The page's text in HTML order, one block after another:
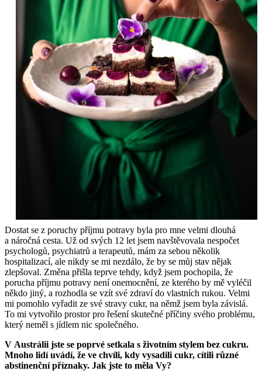
Dostat se z poruchy příjmu potravy byla pro mne velmi dlouhá
a náročná cesta. Už od svých 12 let jsem navštěvovala nespočet
psychologů, psychiatrů a terapeutů, mám za sebou několik
hospitalizací, ale nikdy se mi nezdálo, že by se můj stav nějak
zlepšoval. Změna přišla teprve tehdy, když jsem pochopila, že
porucha příjmu potravy není onemocnění, ze kterého by mě vyléčil
někdo jiný, a rozhodla se vzít své zdraví do vlastních rukou. Velmi
mi pomohlo vyřadit ze své stravy cukr, na němž jsem byla závislá.
To mi vytvořilo prostor pro řešení skutečné příčiny svého problému,
který neměl s jídlem nic společného.
V Austrálii jste se poprvé setkala s životním stylem bez cukru.
Mnoho lidí uvádí, že ve chvíli, kdy vysadili cukr, cítili různé
abstinenční příznaky. Jak jste to měla Vy?